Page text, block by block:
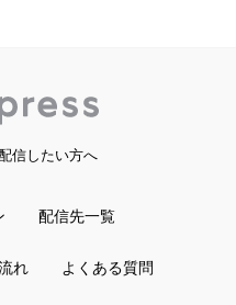
信したい方へ
配信先一覧
れ よくある質問